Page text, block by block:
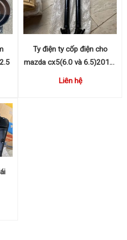
Ty điện ty cốp điện cho
mazda cx5(6.0 và 6.5)2018-
2023 KB8C636EX,
Liên hệ